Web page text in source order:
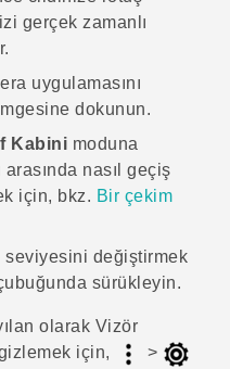
gerçek zamanlı
uygulamasını
dokunun.
Kabini moduna
nasıl geçiş
için, bkz. Bir çekim
değiştirmek
sürükleyin.
olarak Vizör
için,
>